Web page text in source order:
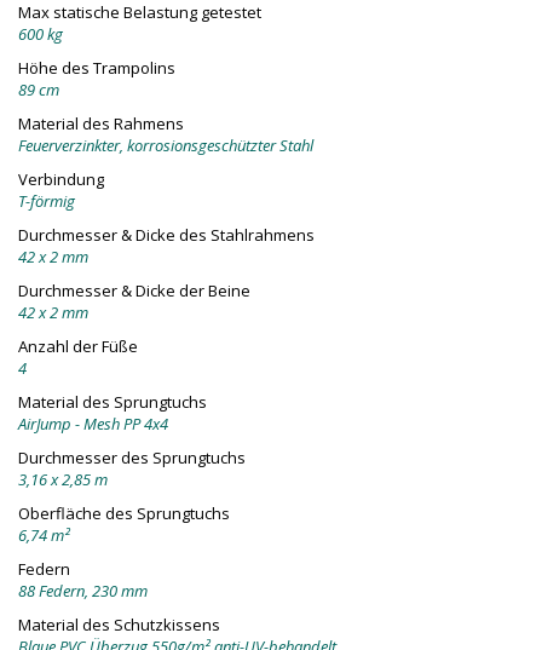
Max statische Belastung getestet
600 kg
Höhe des Trampolins
89 cm
Material des Rahmens
Feuerverzinkter, korrosionsgeschützter Stahl
Verbindung
T-förmig
Durchmesser & Dicke des Stahlrahmens
42 x 2 mm
Durchmesser & Dicke der Beine
42 x 2 mm
Anzahl der Füße
4
Material des Sprungtuchs
AirJump - Mesh PP 4x4
Durchmesser des Sprungtuchs
3,16 x 2,85 m
Oberfläche des Sprungtuchs
6,74 m²
Federn
88 Federn, 230 mm
Material des Schutzkissens